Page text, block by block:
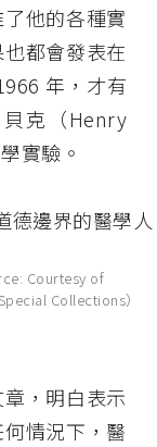
他的各種實
都會發表在
年，才有
克（Henry
實驗。
Courtesy of
Collections）
，明白表示
情況下，醫